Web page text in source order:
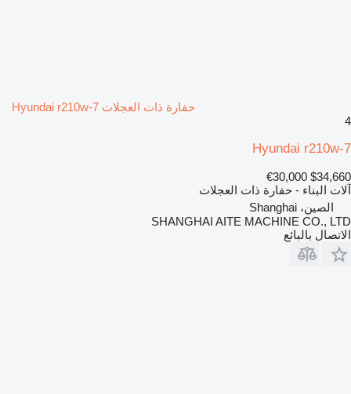
حفارة ذات العجلات Hyundai r210w-7
4
Hyundai r210w-7
$34,660
€30,000
آلات البناء - حفارة ذات العجلات
الصين، Shanghai
SHANGHAI AITE MACHINE CO., LTD
الاتصال بالبائع